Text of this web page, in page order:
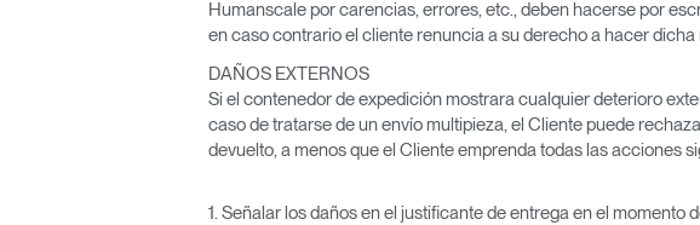
Humanscale por carencias, errores, etc., deben hacerse por
en caso contrario el cliente renuncia a su derecho a hacer
DAÑOS EXTERNOS
Si el contenedor de expedición mostrara cualquier deterioro
caso de tratarse de un envío multipieza, el Cliente puede
devuelto, a menos que el Cliente emprenda todas las acciones
1. Señalar los daños en el justificante de entrega en el momento